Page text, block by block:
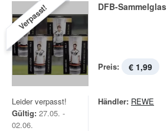
Verpasst! DFB-Sammelglas
Preis: € 1,99
Leider verpasst!
Gültig: 27.05. -
02.06.
Händler: REWE